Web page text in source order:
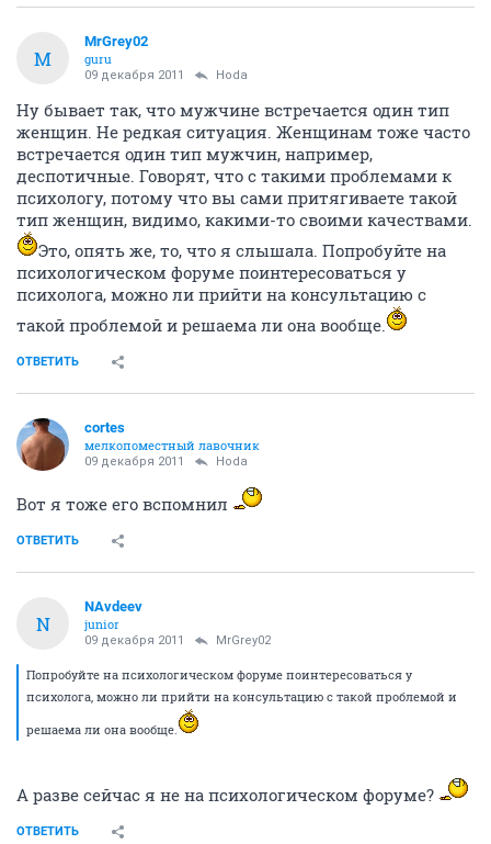
M
MrGrey02
guru
09 декабря 2011 Hoda
Ну бывает так, что мужчине встречается один тип
женщин. Не редкая ситуация. Женщинам тоже часто
встречается один тип мужчин, например,
деспотичные. Говорят, что с такими проблемами к
психологу, потому что вы сами притягиваете такой
тип женщин, видимо, какими-то своими качествами.
Это, опять же, то, что я слышала. Попробуйте на
психологическом форуме поинтересоваться у
психолога, можно ли прийти на консультацию с
такой проблемой и решаема ли она вообще.
ОТВЕТИТЬ
cortes
мелкопоместный лавочник
09 декабря 2011 Hoda
Вот я тоже его вспомнил
ОТВЕТИТЬ
N
NAvdeev
junior
09 декабря 2011 MrGrey02
Попробуйте на психологическом форуме поинтересоваться у
психолога, можно ли прийти на консультацию с такой проблемой и
решаема ли она вообще.
А разве сейчас я не на психологическом форуме?
ОТВЕТИТЬ